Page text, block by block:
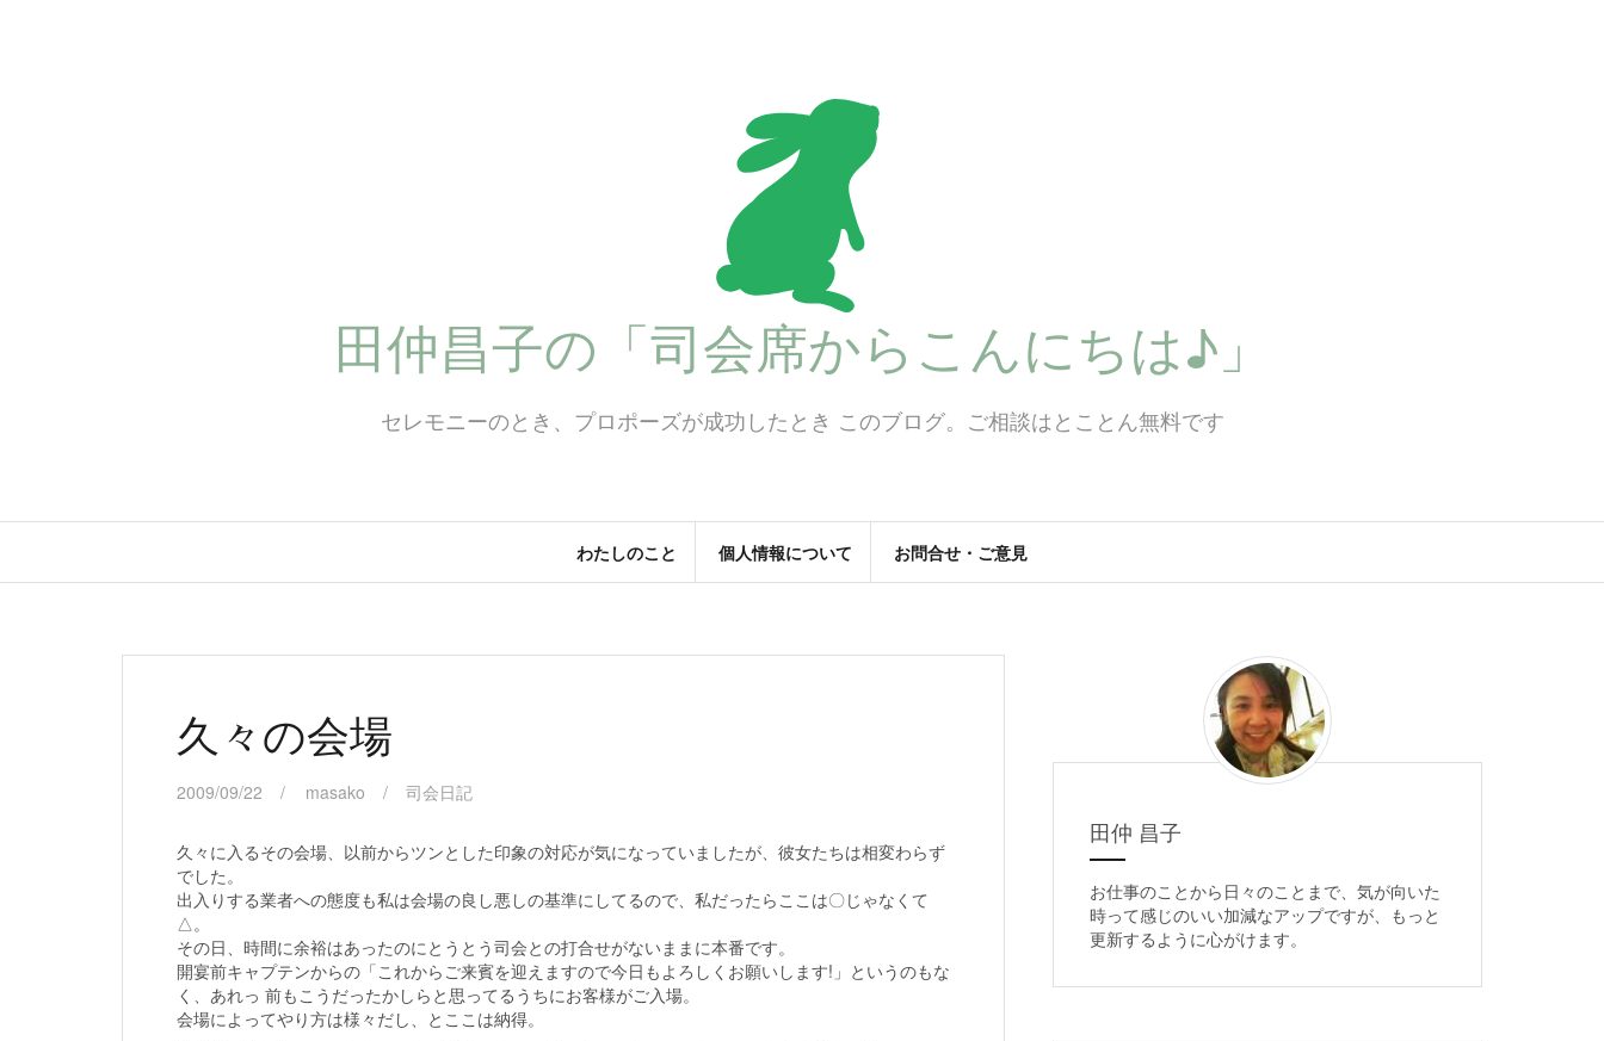
田仲昌子の「司会席からこんにちは♪」
セレモニーのとき、プロポーズが成功したとき このブログ。ご相談はとことん無料です
わたしのこと 個人情報について お問合せ・ご意見
久々の会場
2009/09/22 masako 司会日記
久々に入るその会場、以前からツンとした印象の対応が気になっていましたが、彼女たちは相変わらず
でした。
出入りする業者への態度も私は会場の良し悪しの基準にしてるので、私だったらここは〇じゃなくて
△。
その日、時間に余裕はあったのにとうとう司会との打合せがないままに本番です。
開宴前キャプテンからの「これからご来賓を迎えますので今日もよろしくお願いします!」というのもな
く、あれっ 前もこうだったかしらと思ってるうちにお客様がご入場。
会場によってやり方は様々だし、とここは納得。
田仲 昌子
お仕事のことから日々のことまで、気が向いた
時って感じのいい加減なアップですが、もっと
更新するように心がけます。